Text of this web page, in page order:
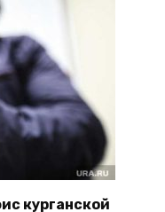
курганской